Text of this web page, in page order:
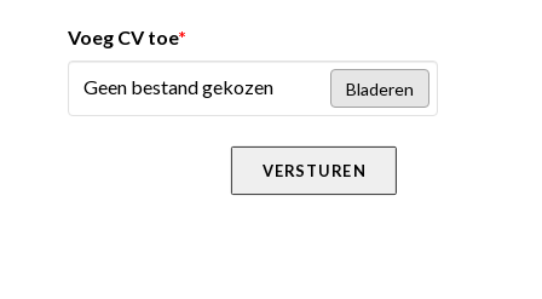
Voeg CV toe*
Geen bestand gekozen Bladeren
VERSTUREN